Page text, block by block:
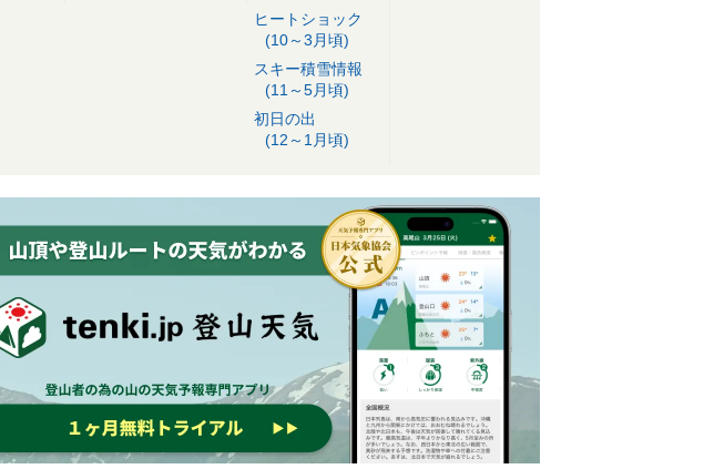
ヒートショック
(10～3月頃)
スキー積雪情報
(11～5月頃)
初日の出
(12～1月頃)